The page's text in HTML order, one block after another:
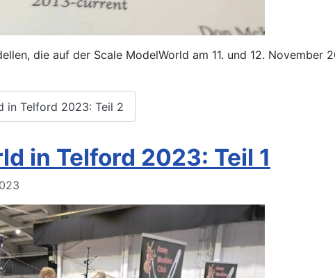
die auf der Scale ModelWorld am 11. und 12.
in Telford 2023: Teil 2
in Telford 2023: Teil 1